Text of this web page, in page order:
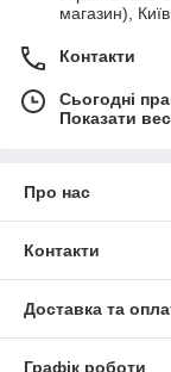
магазин),
Контакти
Сьогодні
Показати
Про нас
Контакти
Доставка та
Графік роботи